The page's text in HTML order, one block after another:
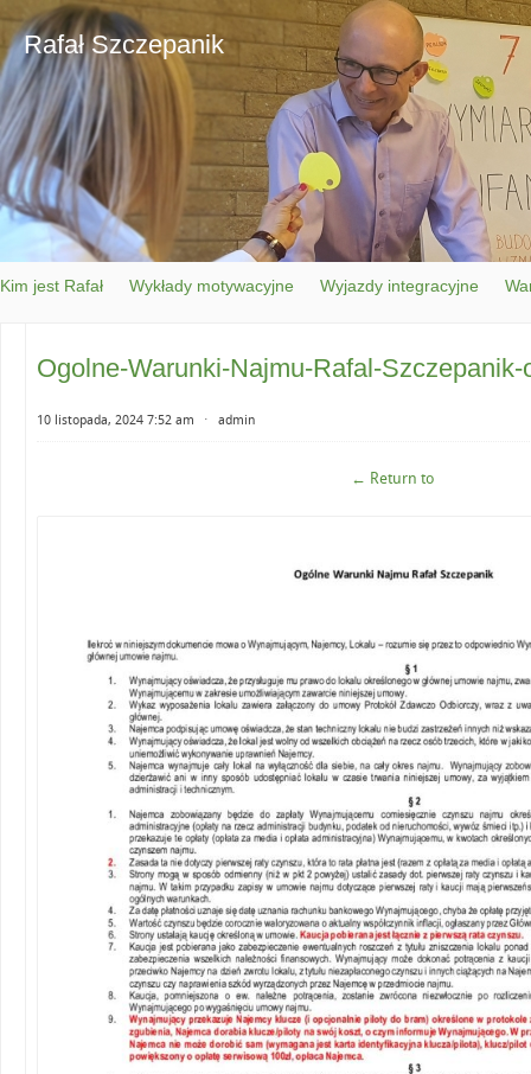
Rafał Szczepanik
Kim jest Rafał Wykłady motywacyjne Wyjazdy integracyjne
Ogolne-Warunki-Najmu-Rafal-Szczepanik-
10 listopada, 2024 7:52 am ⋅ admin
← Return to